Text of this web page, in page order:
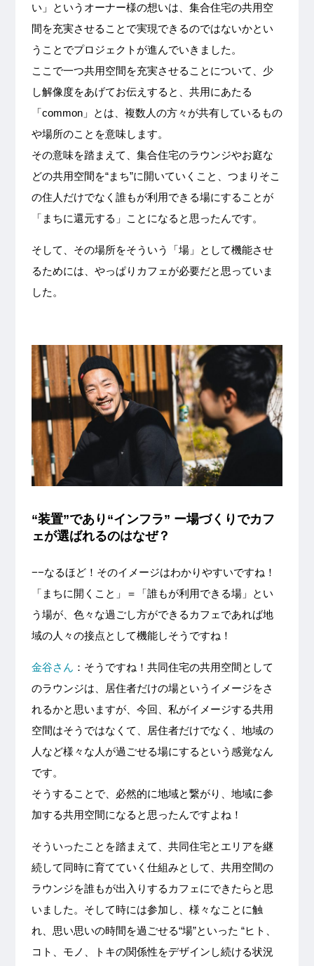
い」というオーナー様の想いは、集合住宅の共用空
間を充実させることで実現できるのではないかとい
うことでプロジェクトが進んでいきました。
ここで一つ共用空間を充実させることについて、少
し解像度をあげてお伝えすると、共用にあたる
「common」とは、複数人の方々が共有しているもの
や場所のことを意味します。
その意味を踏まえて、集合住宅のラウンジやお庭な
どの共用空間を“まち”に開いていくこと、つまりそこ
の住人だけでなく誰もが利用できる場にすることが
「まちに還元する」ことになると思ったんです。
そして、その場所をそういう「場」として機能させ
るためには、やっぱりカフェが必要だと思っていま
した。
“装置”であり“インフラ” ー場づくりでカフ
ェが選ばれるのはなぜ？
−−なるほど！そのイメージはわかりやすいですね！
「まちに開くこと」＝「誰もが利用できる場」とい
う場が、色々な過ごし方ができるカフェであれば地
域の人々の接点として機能しそうですね！
金谷さん ：そうですね！共同住宅の共用空間として
のラウンジは、居住者だけの場というイメージをさ
れるかと思いますが、今回、私がイメージする共用
空間はそうではなくて、居住者だけでなく、地域の
人など様々な人が過ごせる場にするという感覚なん
です。
そうすることで、必然的に地域と繋がり、地域に参
加する共用空間になると思ったんですよね！
そういったことを踏まえて、共同住宅とエリアを継
続して同時に育てていく仕組みとして、共用空間の
ラウンジを誰もが出入りするカフェにできたらと思
いました。そして時には参加し、様々なことに触
れ、思い思いの時間を過ごせる“場”といった “ヒト、
コト、モノ、トキの関係性をデザインし続ける状況